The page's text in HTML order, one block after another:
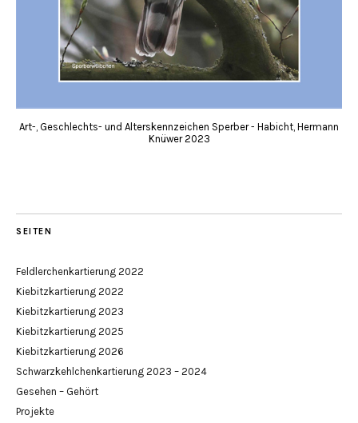
Art-, Geschlechts- und Alterskennzeichen Sperber - Habicht, Hermann
Knüwer 2023
SEITEN
Feldlerchenkartierung 2022
Kiebitzkartierung 2022
Kiebitzkartierung 2023
Kiebitzkartierung 2025
Kiebitzkartierung 2026
Schwarzkehlchenkartierung 2023 – 2024
Gesehen – Gehört
Projekte